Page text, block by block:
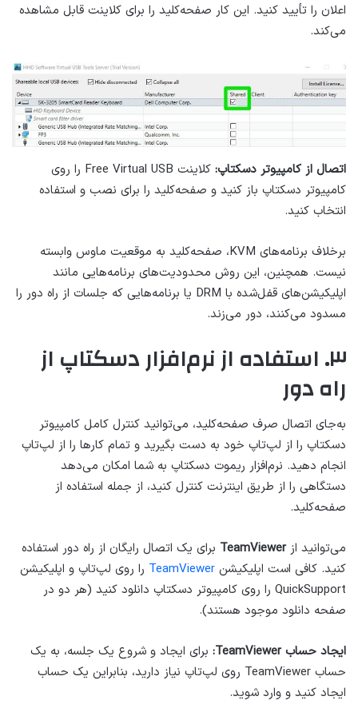
اعلان را تأیید کنید. این کار صفحه‌کلید را برای کلاینت قابل مشاهده
می‌کند.
اتصال از کامپیوتر دسکتاپ:
کلاینت Free Virtual USB را روی
کامپیوتر دسکتاپ باز کنید و صفحه‌کلید را برای نصب و استفاده
انتخاب کنید.
برخلاف برنامه‌های KVM، صفحه‌کلید به موقعیت ماوس وابسته
نیست. همچنین، این روش محدودیت‌های برنامه‌هایی مانند
اپلیکیشن‌های قفل‌شده با DRM یا برنامه‌هایی که جلسات از راه دور را
مسدود می‌کنند، دور می‌زند.
۳. استفاده از نرم‌افزار دسکتاپ از
راه دور
به‌جای اتصال صرف صفحه‌کلید، می‌توانید کنترل کامل کامپیوتر
دسکتاپ را از لپ‌تاپ خود به دست بگیرید و تمام کارها را از لپ‌تاپ
انجام دهید. نرم‌افزار ریموت دسکتاپ به شما امکان می‌دهد
دستگاهی را از طریق اینترنت کنترل کنید، از جمله استفاده از
صفحه‌کلید.
می‌توانید ازTeamViewer برای یک اتصال رایگان از راه دور استفاده
کنید. کافی است اپلیکیشن TeamViewer را روی لپ‌تاپ و اپلیکیشن
QuickSupport را روی کامپیوتر دسکتاپ دانلود کنید (هر دو در
صفحه دانلود موجود هستند).
ایجاد حساب TeamViewer:
برای ایجاد و شروع یک جلسه، به یک
حساب TeamViewer روی لپ‌تاپ نیاز دارید، بنابراین یک حساب
ایجاد کنید و وارد شوید.